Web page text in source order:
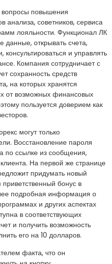
вопросы повышения
анализа, советников, сервиса
лояльности. Функционал ЛК
данные, открывать счета,
и управлять
Компания сотрудничает с
сохранность средств
на которых хранятся
от возможных финансовых
пользуется доверием как
могут только
Восстановление пароля
по ссылке из сообщения,
На первой же странице
придумать новый
бонус в
подробная информация о
и других аспектах
в соответствующих
и получить возможность
его на 10 долларов.
факта, что он